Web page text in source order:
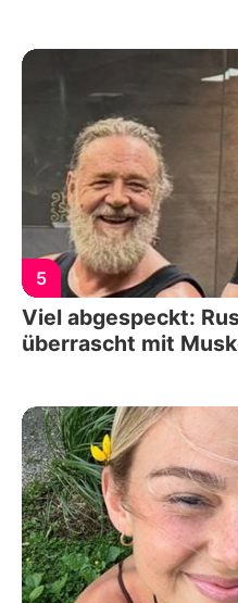
5
Viel abgespeckt:
überrascht mit